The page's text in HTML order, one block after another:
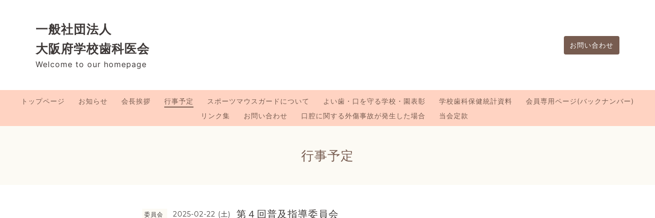
一般社団法人
大阪府学校歯科医会
Welcome to our homepage
お問い合わせ
トップページ お知らせ 会長挨拶 行事予定 スポーツマウスガードについて よい歯・口を守る学校・園表彰 学校歯科保健統計資料
会員専用ページ(バックナンバー)
リンク集
お問い合わせ 口腔に関する外傷事故が発生した場合 当会定款
行事予定
委員会 2025-02-22 (土) 第４回普及指導委員会